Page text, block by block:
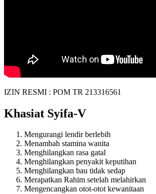
IZIN RESMI : POM TR 213316561
Khasiat Syifa-V
Mengurangi lendir berlebih
Menambah stamina wanita
Menghilangkan rasa gatal
Menghilangkan penyakit keputihan
Menghilangkan bau tidak sedap
Merapatkan Rahim setelah melahirkan
Mengencangkan otot-otot kewanitaan